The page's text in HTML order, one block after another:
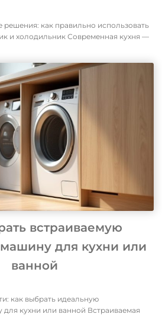
как правильно использовать
и холодильник Современная кухня —
встраиваемую
для кухни или
ванной
как выбрать идеальную
кухни или ванной Встраиваемая